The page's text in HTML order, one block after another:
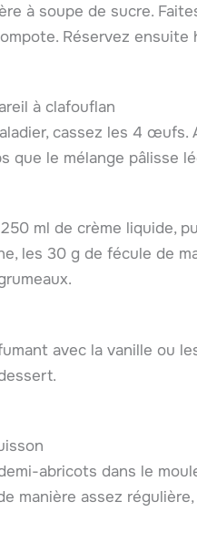
à soupe de sucre.
Réservez ensuite
à clafouflan
cassez les 4
que le mélange pâlisse
ml de crème liquide,
les 30 g de fécule de
avec la vanille ou
abricots dans le
manière assez